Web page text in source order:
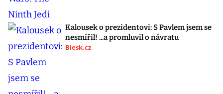
Kalousek o prezidentovi: S Pavlem jsem se
nesmířil! ...a promluvil o návratu
Blesk.cz